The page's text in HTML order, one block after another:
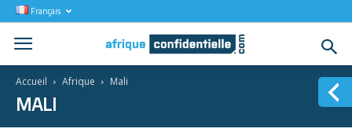
Français
Accueil Afrique Mali
MALI